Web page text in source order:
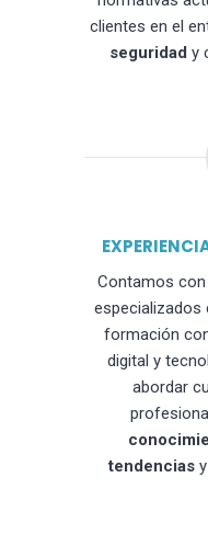
clientes en el
seguridad y
Contamos
especializados
formación
digital y
abordar
tendencias